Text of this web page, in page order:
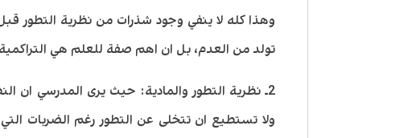
وهذا كله لا ينفي وجود شذرات من نظرية التطور
تولد من العدم، بل ان اهم صفة للعلم هي
2ـ نظرية التطور والمادية: حيث يرى المدرسي ان
ولا تستطيع ان تتخلى عن التطور رغم الضربات